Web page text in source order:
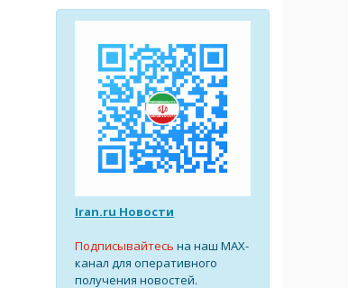
Iran.ru Новости
Подписывайтесь на наш MAX-
канал для оперативного
получения новостей.